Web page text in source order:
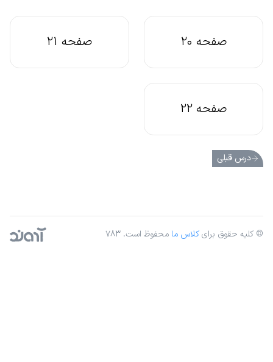
صفحه 20 صفحه 21
صفحه 22
درس قبلی
© کلیه حقوق برایکلاس ما محفوظ است. ۷۸۳